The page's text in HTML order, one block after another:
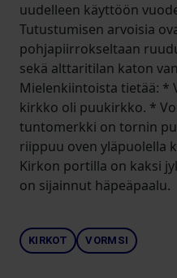
uudelleen käyttöön
Tutustumisen arvoisia
pohjapiirrokseltaan
sekä alttaritilan katon
Mielenkiintoista tietää: *
kirkko oli puukirkko. *
tuntomerkki on tornin
riippuu oven yläpuolella
Kirkon portilla on kaksi
on sijainnut häpeäpaalu.
KIRKOT VORMSI